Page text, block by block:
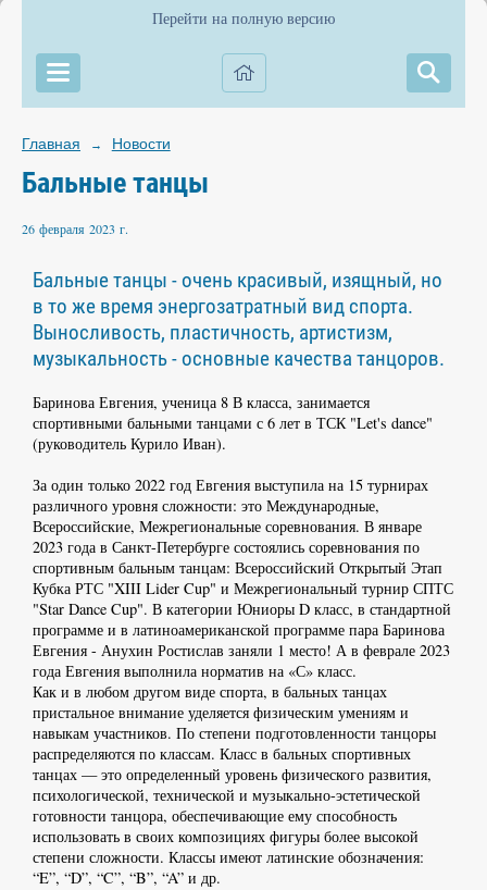
Перейти на полную версию
Главная → Новости
Бальные танцы
26 февраля 2023 г.
Бальные танцы - очень красивый, изящный, но
в то же время энергозатратный вид спорта.
Выносливость, пластичность, артистизм,
музыкальность - основные качества танцоров.
Баринова Евгения, ученица 8 В класса, занимается
спортивными бальными танцами с 6 лет в ТСК "Let's dance"
(руководитель Курило Иван).
За один только 2022 год Евгения выступила на 15 турнирах
различного уровня сложности: это Международные,
Всероссийские, Межрегиональные соревнования. В январе
2023 года в Санкт-Петербурге состоялись соревнования по
спортивным бальным танцам: Всероссийский Открытый Этап
Кубка РТС "XIII Lider Cup" и Межрегиональный турнир СПТС
"Star Dance Cup". В категории Юниоры D класс, в стандартной
программе и в латиноамериканской программе пара Баринова
Евгения - Анухин Ростислав заняли 1 место! А в феврале 2023
года Евгения выполнила норматив на «С» класс.
Как и в любом другом виде спорта, в бальных танцах
пристальное внимание уделяется физическим умениям и
навыкам участников. По степени подготовленности танцоры
распределяются по классам. Класс в бальных спортивных
танцах — это определенный уровень физического развития,
психологической, технической и музыкально-эстетической
готовности танцора, обеспечивающие ему способность
использовать в своих композициях фигуры более высокой
степени сложности. Классы имеют латинские обозначения:
“E”, “D”, “C”, “B”, “A” и др.